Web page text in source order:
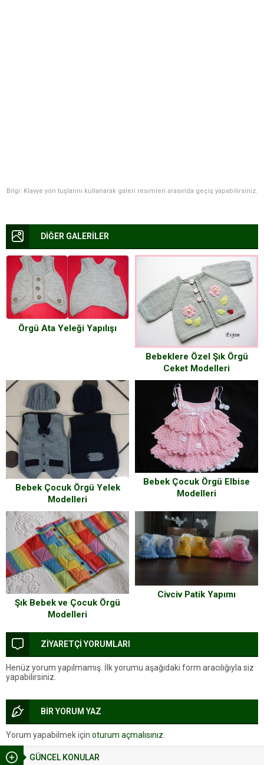
GÜNCEL KONULAR
Bilgi: Klavye yön tuşlarını kullanarak galeri resimleri arasında geçiş yapabilirsiniz.
DİĞER GALERİLER
Örgü Ata Yeleği Yapılışı
Bebeklere Özel Şık Örgü
Ceket Modelleri
Bebek Çocuk Örgü Yelek
Modelleri
Bebek Çocuk Örgü Elbise
Modelleri
Şık Bebek ve Çocuk Örgü
Modelleri
Civciv Patik Yapımı
ZİYARETÇİ YORUMLARI
Henüz yorum yapılmamış. İlk yorumu aşağıdaki form aracılığıyla siz
yapabilirsiniz.
BİR YORUM YAZ
Yorum yapabilmek için oturum açmalısınız